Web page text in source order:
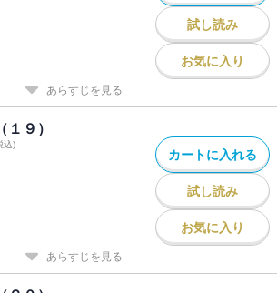
試し読み
お気に入り
あらすじを見る
９）
込)
カートに入れる
試し読み
お気に入り
あらすじを見る